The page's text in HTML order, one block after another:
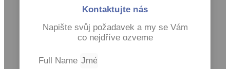
Kontaktujte nás
Napište svůj požadavek a my se Vám
co nejdříve ozveme
Full Name